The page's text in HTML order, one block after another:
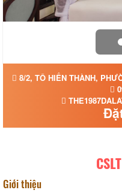
8/2, TÔ HIẾN THÀNH,
Giới thiệu